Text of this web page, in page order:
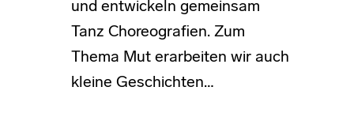
und entwickeln gemeinsam
Tanz Choreografien. Zum
Thema Mut erarbeiten wir auch
kleine Geschichten…